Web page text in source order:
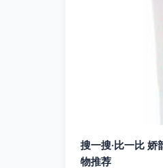
搜一搜·比一比
物推荐